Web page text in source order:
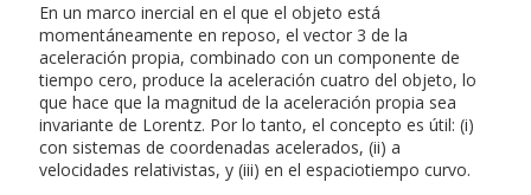
En un marco inercial en el que el objeto está
momentáneamente en reposo, el vector 3 de la
aceleración propia, combinado con un componente de
tiempo cero, produce la aceleración cuatro del objeto, lo
que hace que la magnitud de la aceleración propia sea
invariante de Lorentz. Por lo tanto, el concepto es útil: (i)
con sistemas de coordenadas acelerados, (ii) a
velocidades relativistas, y (iii) en el espaciotiempo curvo.